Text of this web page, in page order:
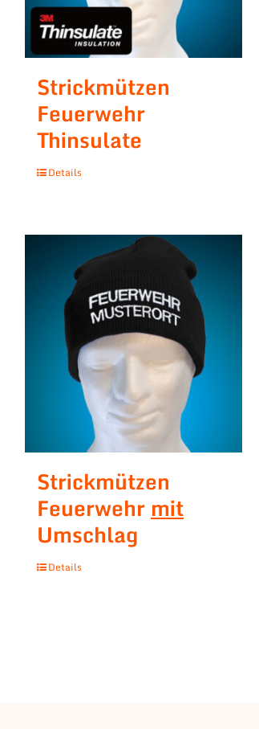
Strickmützen
Feuerwehr
Thinsulate
Details
Strickmützen
Feuerwehr mit
Umschlag
Details